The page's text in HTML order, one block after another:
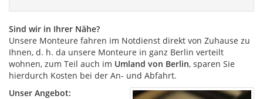
Sind wir in Ihrer Nähe?
Unsere Monteure fahren im Notdienst direkt von Zuhause zu
Ihnen, d. h. da unsere Monteure in ganz Berlin verteilt
wohnen, zum Teil auch im Umland von Berlin, sparen Sie
hierdurch Kosten bei der An- und Abfahrt.
Unser Angebot: